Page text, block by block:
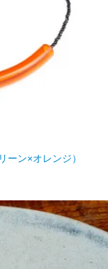
ン×オレンジ）